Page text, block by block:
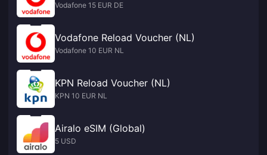
Vodafone 15 EUR DE
Vodafone Reload Voucher (NL)
Vodafone 10 EUR NL
KPN Reload Voucher (NL)
KPN 10 EUR NL
Airalo eSIM (Global)
5 USD